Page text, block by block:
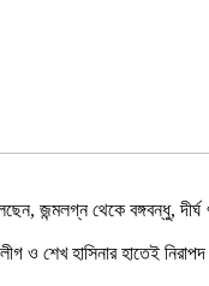
জন্মলগ্ন থেকে বঙ্গবন্ধু,
শেখ হাসিনার হাতেই